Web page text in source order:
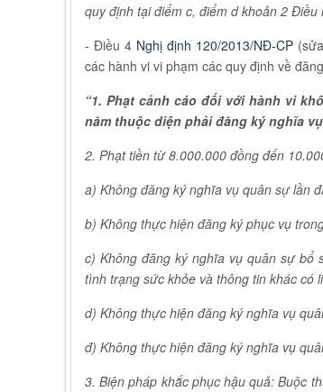
quy định tại điểm c, điểm d khoản 2
- Điều 4 Nghị định 120/2013/NĐ-CP
các hành vi vi phạm các quy định về
“1. Phạt cảnh cáo đối với hành vi
năm thuộc diện phải đăng ký nghĩa
2. Phạt tiền từ 8.000.000 đồng đến
a) Không đăng ký nghĩa vụ quân sự lần
b) Không thực hiện đăng ký phục vụ
c) Không đăng ký nghĩa vụ quân sự bổ
tình trạng sức khỏe và thông tin khác có
d) Không thực hiện đăng ký nghĩa vụ
đ) Không thực hiện đăng ký nghĩa vụ
3. Biện pháp khắc phục hậu quả: Buộc